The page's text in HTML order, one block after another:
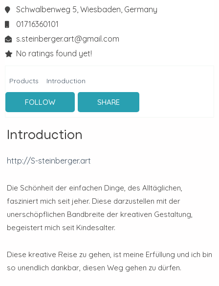
Schwalbenweg 5, Wiesbaden, Germany
01716360101
s.steinberger.art@gmail.com
No ratings found yet!
Products Introduction
FOLLOW SHARE
Introduction
http://S-steinberger.art
Die Schönheit der einfachen Dinge, des Alltäglichen,
fasziniert mich seit jeher. Diese darzustellen mit der
unerschöpflichen Bandbreite der kreativen Gestaltung,
begeistert mich seit Kindesalter.
Diese kreative Reise zu gehen, ist meine Erfüllung und ich bin
so unendlich dankbar, diesen Weg gehen zu dürfen.